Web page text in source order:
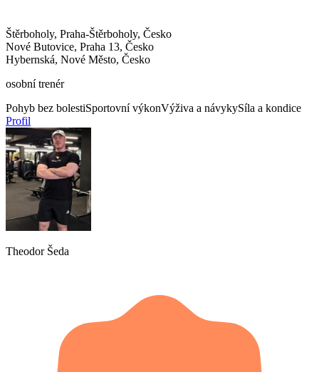
Štěrboholy, Praha-Štěrboholy, Česko
Nové Butovice, Praha 13, Česko
Hybernská, Nové Město, Česko
osobní trenér
Pohyb bez bolestiSportovní výkonVýživa a návykySíla a kondice
Profil
Theodor Šeda